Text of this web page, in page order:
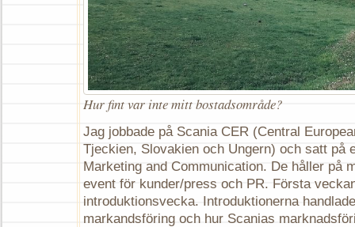
Hur fint var inte mitt bostadsområde?
Jag jobbade på Scania CER (Central
Tjeckien, Slovakien och Ungern) och satt på
Marketing and Communication. De håller på
event för kunder/press och PR. Första
introduktionsvecka. Introduktionerna
markandsföring och hur Scanias